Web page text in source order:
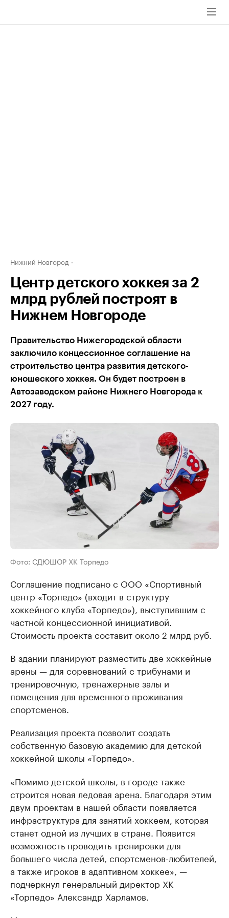
Нижний Новгород
Центр детского хоккея за 2
млрд рублей построят в
Нижнем Новгороде
Правительство Нижегородской области
заключило концессионное соглашение на
строительство центра развития детского-
юношеского хоккея. Он будет построен в
Автозаводском районе Нижнего Новгорода к
2027 году.
Фото: СДЮШОР ХК Торпедо
Соглашение подписано с ООО «Спортивный
центр «Торпедо» (входит в структуру
хоккейного клуба «Торпедо»), выступившим с
частной концессионной инициативой.
Стоимость проекта составит около 2 млрд руб.
В здании планируют разместить две хоккейные
арены — для соревнований с трибунами и
тренировочную, тренажерные залы и
помещения для временного проживания
спортсменов.
Реализация проекта позволит создать
собственную базовую академию для детской
хоккейной школы «Торпедо».
«Помимо детской школы, в городе также
строится новая ледовая арена. Благодаря этим
двум проектам в нашей области появляется
инфраструктура для занятий хоккеем, которая
станет одной из лучших в стране. Появится
возможность проводить тренировки для
большего числа детей, спортсменов-любителей,
а также игроков в адаптивном хоккее», —
подчеркнул генеральный директор ХК
«Торпедо» Александр Харламов.